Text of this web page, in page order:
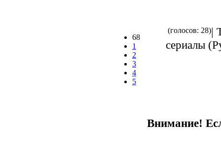
68
1
2
3
4
5
(голосов: 28)|
сериалы
Внимание!